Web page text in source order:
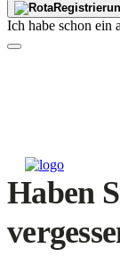
Ich habe schon ein
Haben